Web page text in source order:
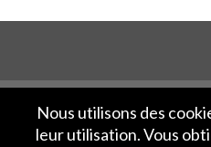
Nous utilisons des
leur utilisation. Vous